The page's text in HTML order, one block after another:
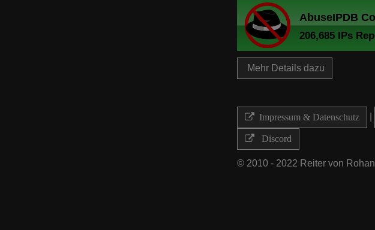
Mehr Details dazu
Impressum & Datenschutz
Discord
© 2010 - 2022 Reiter von Rohan